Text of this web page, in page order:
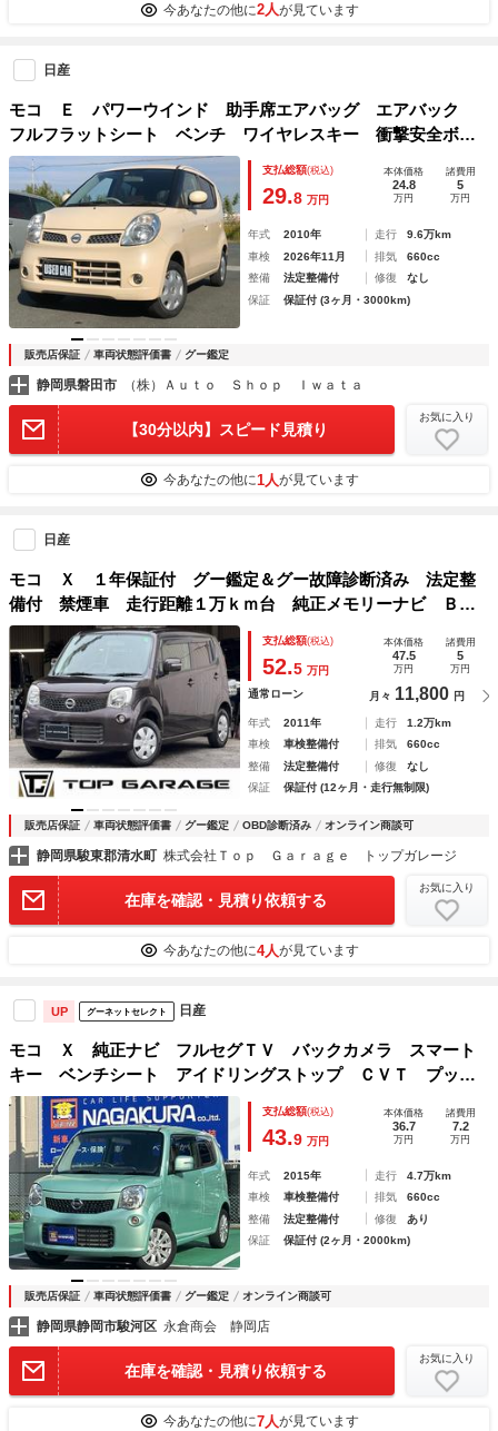
今あなたの他に2人が見ています
日産
モコ Ｅ パワーウインド 助手席エアバッグ エアバック
フルフラットシート ベンチ ワイヤレスキー 衝撃安全ボデ
ィー ＡＢＳ付 スマ－トキ－ ＡＵＴＯエアコン ＰＳ
支払総額(税込)
29.8 万円
本体価格
24.8
万円
諸費用
5
万円
年式 2010年 走行
9.6万km
車検
2026年11月 排気
660cc
整備
法定整備付 修復
なし
保証
保証付 (3ヶ月・3000km)
販売店保証 車両状態評価書 グー鑑定
静岡県磐田市 （株）Ａｕｔｏ Ｓｈｏｐ Ｉｗａｔａ
【30分以内】スピード見積り
お気に入り
今あなたの他に1人が見ています
日産
モコ Ｘ １年保証付 グー鑑定＆グー故障診断済み 法定整
備付 禁煙車 走行距離１万ｋｍ台 純正メモリーナビ Ｂｌ
ｕｅｔｏｏｔｈ ワンセグＴＶ プッシュスタート オートＡ
Ｃ 電格ミラー レベライザー スマートキー
支払総額(税込)
52.5 万円
本体価格
47.5
万円
諸費用
5
万円
通常ローン 月々 11,800 円
年式 2011年 走行
1.2万km
車検
車検整備付 排気
660cc
整備
法定整備付 修復
なし
保証
保証付 (12ヶ月・走行無制限)
販売店保証 車両状態評価書 グー鑑定 OBD診断済み オンライン商談可
静岡県駿東郡清水町 株式会社Ｔｏｐ Ｇａｒａｇｅ トップガレージ
在庫を確認・見積り依頼する
お気に入り
今あなたの他に4人が見ています
UP グーネットセレクト 日産
モコ Ｘ 純正ナビ フルセグＴＶ バックカメラ スマート
キー ベンチシート アイドリングストップ ＣＶＴ プッシ
ュスタート ＳＤ ＣＤ
支払総額(税込)
43.9 万円
本体価格
36.7
万円
諸費用
7.2
万円
年式 2015年 走行
4.7万km
車検
車検整備付 排気
660cc
整備
法定整備付 修復
あり
保証
保証付 (2ヶ月・2000km)
販売店保証 車両状態評価書 グー鑑定 オンライン商談可
静岡県静岡市駿河区 永倉商会 静岡店
在庫を確認・見積り依頼する
お気に入り
今あなたの他に7人が見ています